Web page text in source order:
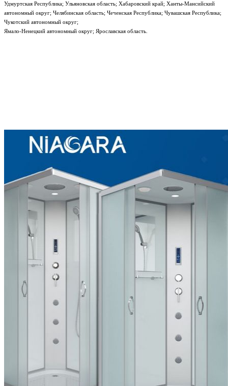
Удмуртская Республика; Ульяновская область; Хабаровский край; Ханты-Мансийский
автономный округ; Челябинская область; Чеченская Республика; Чувашская Республика;
Чукотский автономный округ;
Ямало-Ненецкий автономный округ; Ярославская область.